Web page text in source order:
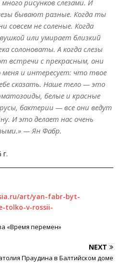
много рисунков слезами. И
бывают разные. Когда ты
совсем не соленые. Когда
или умирает близкий
солоноваты. А когда слезы
встречи с прекрасным, они
меня и интересует: что твое
сказать. Наше тело — это
белые и красные
бактерии — все они ведут
И это делает нас очень
— Ян Фабр.
г.
art/yan-fabr-byt-
tolko-v-rossii-
«Время перемен»
NEXT
Праудина в Балтийском доме